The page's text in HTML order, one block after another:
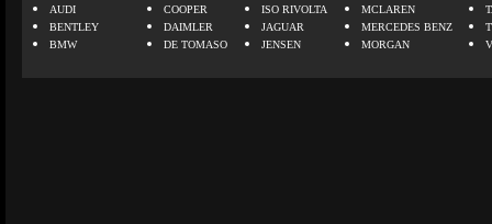
AUDI
BENTLEY
BMW
COOPER
DAIMLER
DE TOMASO
ISO RIVOLTA
JAGUAR
JENSEN
MCLAREN
MERCEDES BENZ
MORGAN